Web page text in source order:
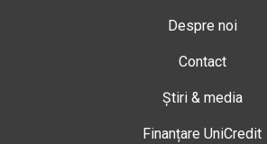
Despre noi
Contact
Știri & media
Finanțare UniCredit